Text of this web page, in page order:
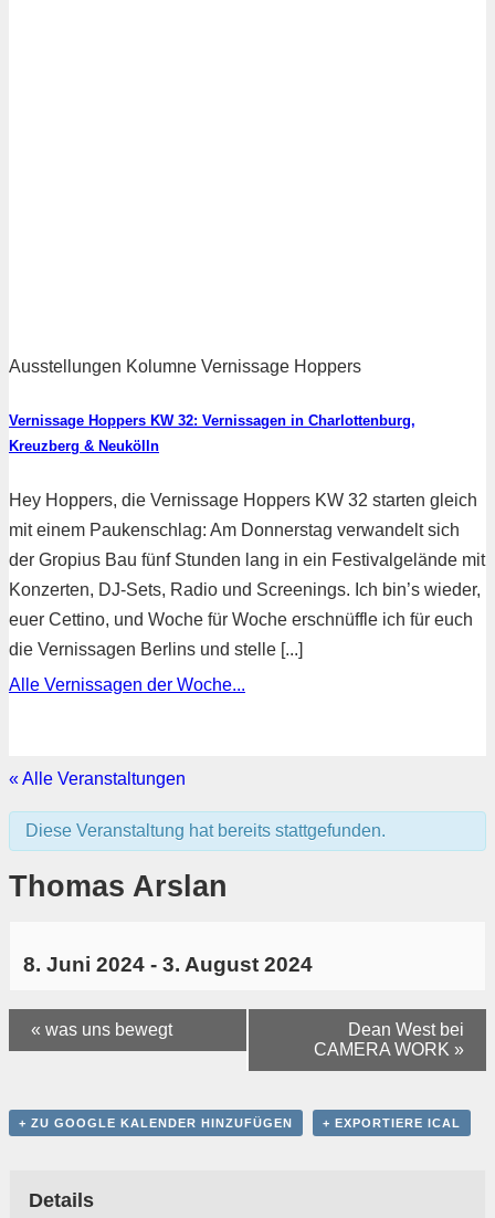
Ausstellungen Kolumne Vernissage Hoppers
Vernissage Hoppers KW 32: Vernissagen in Charlottenburg,
Kreuzberg & Neukölln
Hey Hoppers, die Vernissage Hoppers KW 32 starten gleich
mit einem Paukenschlag: Am Donnerstag verwandelt sich
der Gropius Bau fünf Stunden lang in ein Festivalgelände mit
Konzerten, DJ-Sets, Radio und Screenings. Ich bin’s wieder,
euer Cettino, und Woche für Woche erschnüffle ich für euch
die Vernissagen Berlins und stelle [...]
Alle Vernissagen der Woche...
« Alle Veranstaltungen
Diese Veranstaltung hat bereits stattgefunden.
Thomas Arslan
8. Juni 2024 - 3. August 2024
« was uns bewegt
Dean West bei
CAMERA WORK »
+ ZU GOOGLE KALENDER HINZUFÜGEN + EXPORTIERE ICAL
Details